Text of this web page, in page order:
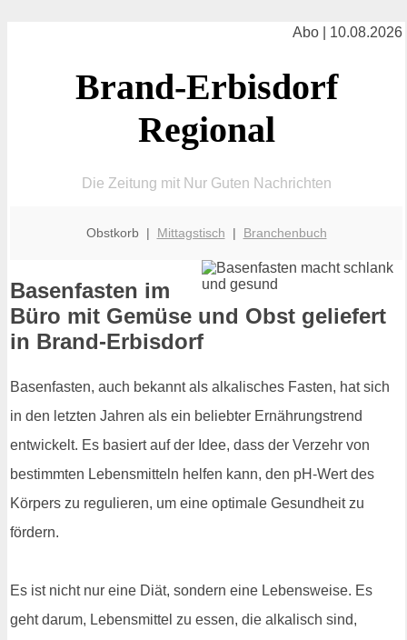
Abo | 10.08.2026
Brand-Erbisdorf
Regional
Die Zeitung mit Nur Guten Nachrichten
Obstkorb | Mittagstisch | Branchenbuch
Basenfasten im
Büro mit Gemüse und Obst geliefert
in Brand-Erbisdorf
Basenfasten, auch bekannt als alkalisches Fasten, hat sich
in den letzten Jahren als ein beliebter Ernährungstrend
entwickelt. Es basiert auf der Idee, dass der Verzehr von
bestimmten Lebensmitteln helfen kann, den pH-Wert des
Körpers zu regulieren, um eine optimale Gesundheit zu
fördern.
Es ist nicht nur eine Diät, sondern eine Lebensweise. Es
geht darum, Lebensmittel zu essen, die alkalisch sind,